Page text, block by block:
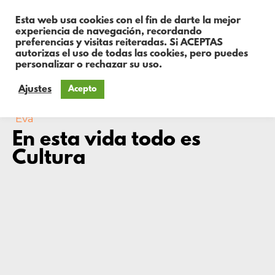
Eva
En esta vida todo es
Cultura
Esta web usa cookies con el fin de darte la mejor
experiencia de navegación, recordando
preferencias y visitas reiteradas. Si ACEPTAS
autorizas el uso de todas las cookies, pero puedes
personalizar o rechazar su uso.
Ajustes Acepto